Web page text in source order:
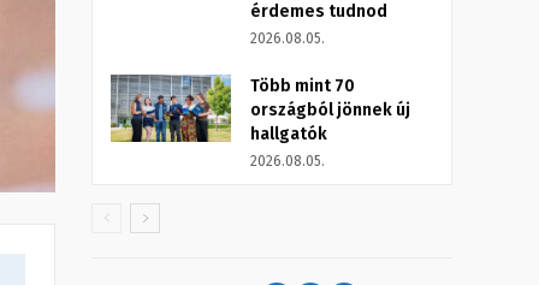
érdemes tudnod
2026.08.05.
Több mint 70
országból jönnek új
hallgatók
2026.08.05.